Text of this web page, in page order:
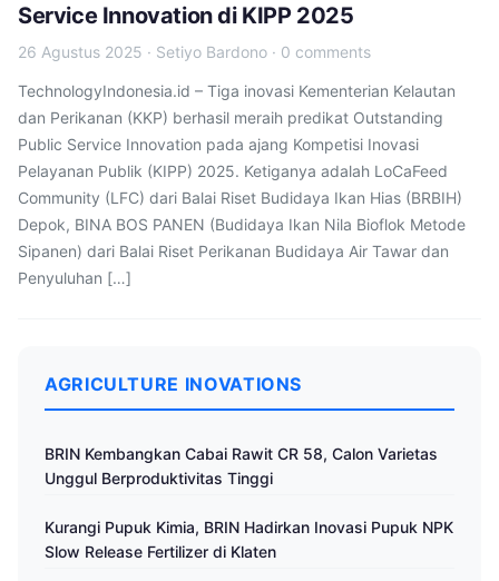
Service Innovation di KIPP 2025
26 Agustus 2025 · Setiyo Bardono · 0 comments
TechnologyIndonesia.id – Tiga inovasi Kementerian Kelautan
dan Perikanan (KKP) berhasil meraih predikat Outstanding
Public Service Innovation pada ajang Kompetisi Inovasi
Pelayanan Publik (KIPP) 2025. Ketiganya adalah LoCaFeed
Community (LFC) dari Balai Riset Budidaya Ikan Hias (BRBIH)
Depok, BINA BOS PANEN (Budidaya Ikan Nila Bioflok Metode
Sipanen) dari Balai Riset Perikanan Budidaya Air Tawar dan
Penyuluhan […]
AGRICULTURE INOVATIONS
BRIN Kembangkan Cabai Rawit CR 58, Calon Varietas
Unggul Berproduktivitas Tinggi
Kurangi Pupuk Kimia, BRIN Hadirkan Inovasi Pupuk NPK
Slow Release Fertilizer di Klaten